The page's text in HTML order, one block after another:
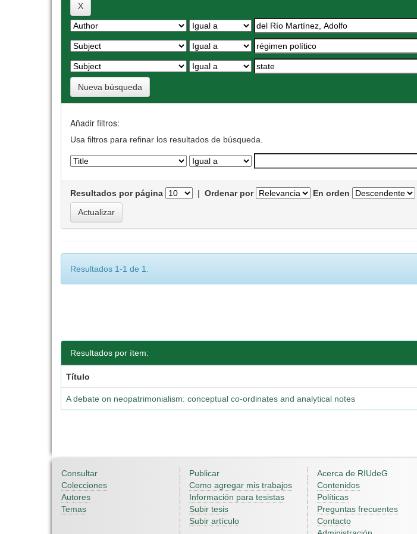
Nueva búsqueda
Añadir filtros:
Usa filtros para refinar los resultados de búsqueda.
Resultados por página | Ordenar por En orden
Resultados 1-1 de 1.
Resultados por ítem:
Título
A debate on neopatrimonialism: conceptual co-ordinates and analytical notes
Consultar
Colecciones
Autores
Temas
Publicar
Como agregar mis trabajos
Información para tesistas
Subir tesis
Subir artículo
Acerca de RIUdeG
Contenidos
Políticas
Preguntas frecuentes
Contacto